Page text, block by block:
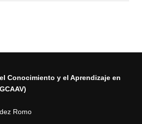
Conocimiento y el Aprendizaje en
Romo